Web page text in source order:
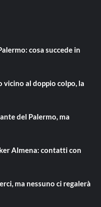
cosa succede in
vicino al doppio colpo, la
del Palermo, ma
Almena: contatti con
ma nessuno ci regalerà